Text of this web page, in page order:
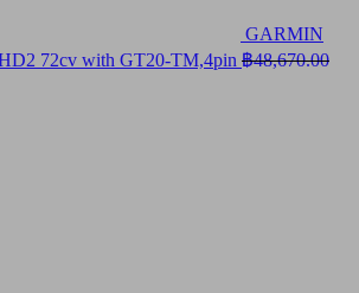
GARMIN
72cv with GT20-TM,4pin ฿48,670.00